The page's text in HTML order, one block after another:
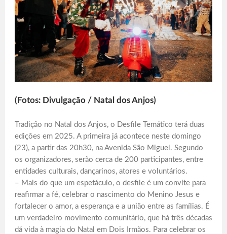
(Fotos: Divulgação / Natal dos Anjos)
Tradição no Natal dos Anjos, o Desfile Temático terá duas
edições em 2025. A primeira já acontece neste domingo
(23), a partir das 20h30, na Avenida São Miguel. Segundo
os organizadores, serão cerca de 200 participantes, entre
entidades culturais, dançarinos, atores e voluntários.
– Mais do que um espetáculo, o desfile é um convite para
reafirmar a fé, celebrar o nascimento do Menino Jesus e
fortalecer o amor, a esperança e a união entre as famílias. É
um verdadeiro movimento comunitário, que há três décadas
dá vida à magia do Natal em Dois Irmãos. Para celebrar os